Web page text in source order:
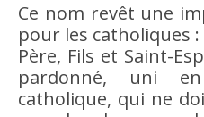
Ce nom revêt une
pour les catholiques :
Père, Fils et Saint-
pardonné, uni
catholique, qui ne